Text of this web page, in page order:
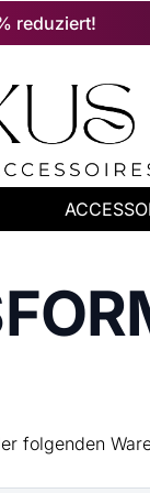
reduziert!
folgenden